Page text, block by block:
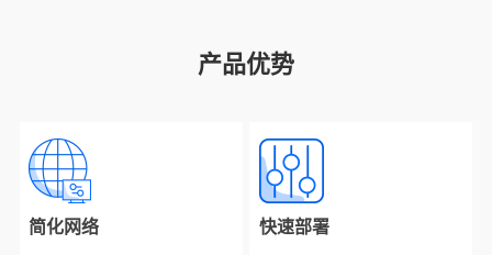
产品优势
简化网络 快速部署